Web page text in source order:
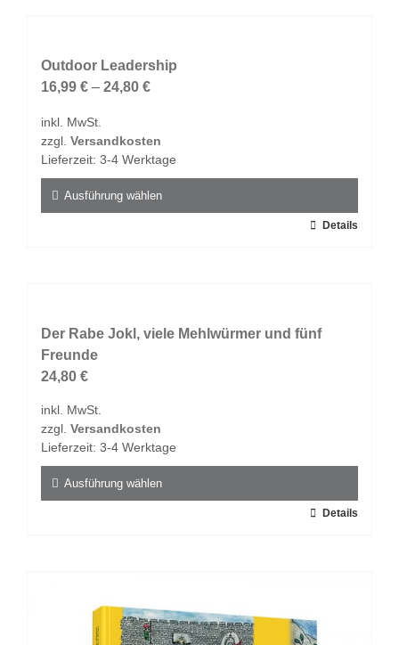
auf.
Die
können
auf
Produktseite
gewählt
Outdoor Leadership
16,99 € – 24,80 €
inkl. MwSt.
zzgl. Versandkosten
Lieferzeit: 3-4 Werktage
Ausführung wählen
auf.
Die
Optionen
auf
der
gewählt
werden
Details
Der Rabe Jokl, viele Mehlwürmer und fünf
Freunde
24,80 €
inkl. MwSt.
zzgl. Versandkosten
Lieferzeit: 3-4 Werktage
Ausführung wählen
Details